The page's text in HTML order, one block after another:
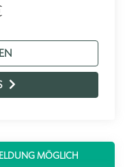
MÖGLICH